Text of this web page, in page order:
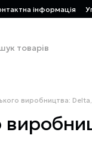
інформація
виробництва: Delta,